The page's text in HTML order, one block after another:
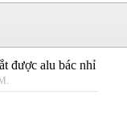
được alu bác nhỉ
.